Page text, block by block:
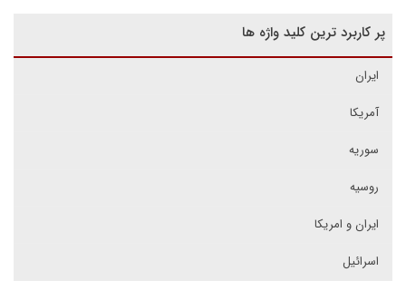
پر کاربرد ترین کلید واژه ها
ایران
آمریکا
سوریه
روسیه
ایران و امریکا
اسرائیل